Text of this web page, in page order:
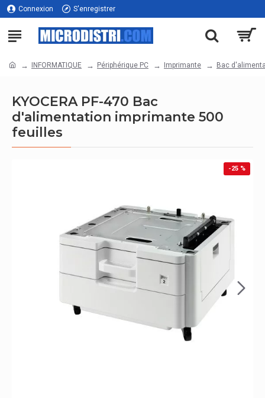
Connexion S'enregistrer
INFORMATIQUE Périphérique PC Imprimante Bac
KYOCERA PF-470 Bac
d'alimentation imprimante 500
feuilles
-25 %